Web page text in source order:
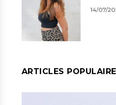
14/07/
ARTICLES